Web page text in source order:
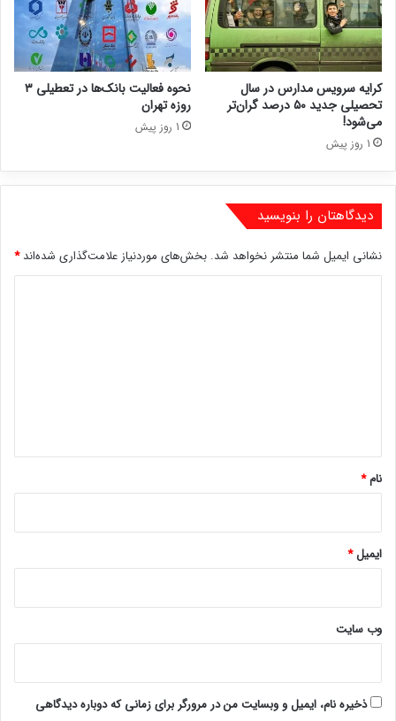
کرایه سرویس مدارس در سال
تحصیلی جدید ۵۰ درصد گران‌تر
می‌شود!
1 روز پیش
نحوه فعالیت بانک‌ها در تعطیلی ۳
روزه تهران
1 روز پیش
دیدگاهتان را بنویسید
نشانی ایمیل شما منتشر نخواهد شد. بخش‌های موردنیاز علامت‌گذاری شده‌اند*
نام*
ایمیل*
وب‌ سایت
ذخیره نام، ایمیل و وبسایت من در مرورگر برای زمانی که دوباره دیدگاهی